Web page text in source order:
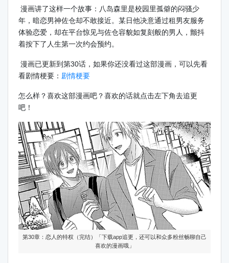
漫画讲了这样一个故事：八岛森里是校园里孤僻的闷骚少
年，暗恋男神佐仓却不敢接近。某日他决意通过租男友服务
体验恋爱，却在平台惊见与佐仓容貌如复刻般的男人，颤抖
着按下了人生第一次约会预约。
漫画已更新到第30话，如果你还没看过这部漫画，可以先看
看剧情梗要： 剧情梗要
怎么样？喜欢这部漫画吧？喜欢的话就点击左下角去追更
吧！
第30章：恋人的特权（完结）「下载app追更，还可以和众多粉丝畅聊自己
喜欢的漫画哦」